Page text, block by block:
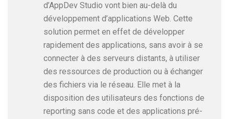
d’AppDev Studio vont bien au-delà du
développement d’applications Web. Cette
solution permet en effet de développer
rapidement des applications, sans avoir à se
connecter à des serveurs distants, à utiliser
des ressources de production ou à échanger
des fichiers via le réseau. Elle met à la
disposition des utilisateurs des fonctions de
reporting sans code et des applications pré-